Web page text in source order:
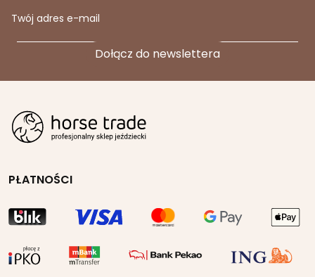
Twój adres e-mail
PŁATNOŚCI